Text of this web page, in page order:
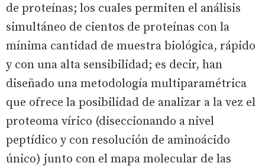
de proteínas; los cuales permiten el análisis
simultáneo de cientos de proteínas con la
mínima cantidad de muestra biológica, rápido
y con una alta sensibilidad; es decir, han
diseñado una metodología multiparamétrica
que ofrece la posibilidad de analizar a la vez el
proteoma vírico (diseccionando a nivel
peptídico y con resolución de aminoácido
único) junto con el mapa molecular de las